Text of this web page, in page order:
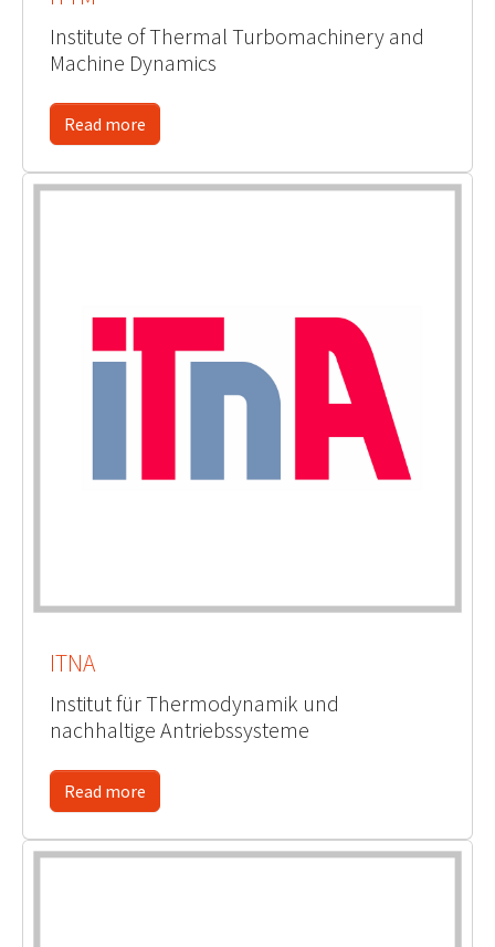
Institute of Thermal Turbomachinery and
Machine Dynamics
Read more
ITNA
Institut für Thermodynamik und
nachhaltige Antriebssysteme
Read more